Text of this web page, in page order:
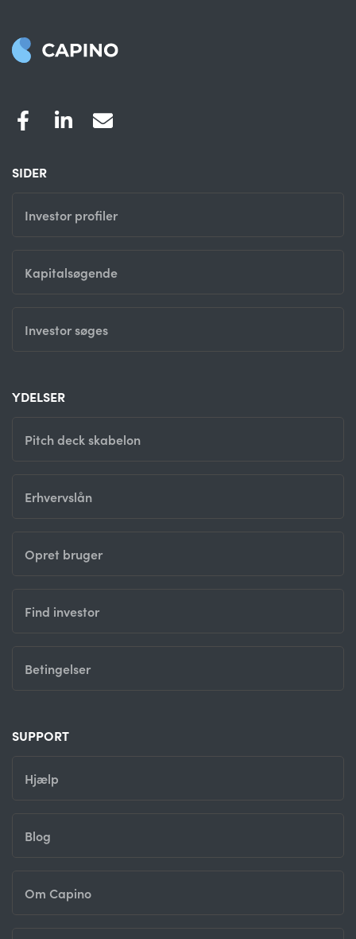
SIDER
Investor profiler
Kapitalsøgende
Investor søges
YDELSER
Pitch deck skabelon
Erhvervslån
Opret bruger
Find investor
Betingelser
SUPPORT
Hjælp
Blog
Om Capino